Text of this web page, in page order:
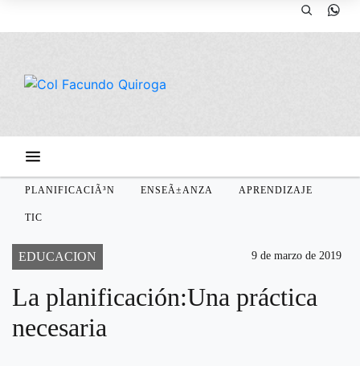
PLANIFICACIÃ³N ENSEÃ±ANZA APRENDIZAJE
TIC
EDUCACION 9 de marzo de 2019
La planificación:Una práctica
necesaria